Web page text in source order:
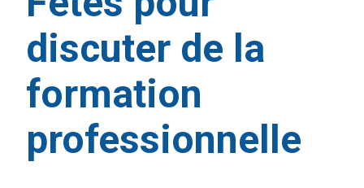
discuter de la
formation
professionnelle